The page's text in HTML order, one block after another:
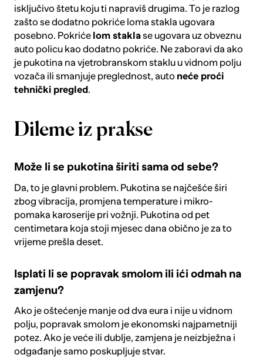
isključivo štetu koju ti napraviš drugima. To je razlog
zašto se dodatno pokriće loma stakla ugovara
posebno. Pokriće lom staklase ugovara uz obveznu
auto policu kao dodatno pokriće. Ne zaboravi da ako
je pukotina na vjetrobranskom staklu u vidnom polju
vozača ili smanjuje preglednost, auto neće proći
tehnički pregled.
Dileme iz prakse
Može li se pukotina širiti sama od sebe?
Da, to je glavni problem. Pukotina se najčešće širi
zbog vibracija, promjena temperature i mikro-
pomaka karoserije pri vožnji. Pukotina od pet
centimetara koja stoji mjesec dana obično je za to
vrijeme prešla deset.
Isplati li se popravak smolom ili ići odmah na
zamjenu?
Ako je oštećenje manje od dva eura i nije u vidnom
polju, popravak smolom je ekonomski najpametniji
potez. Ako je veće ili dublje, zamjena je neizbježna i
odgađanje samo poskupljuje stvar.